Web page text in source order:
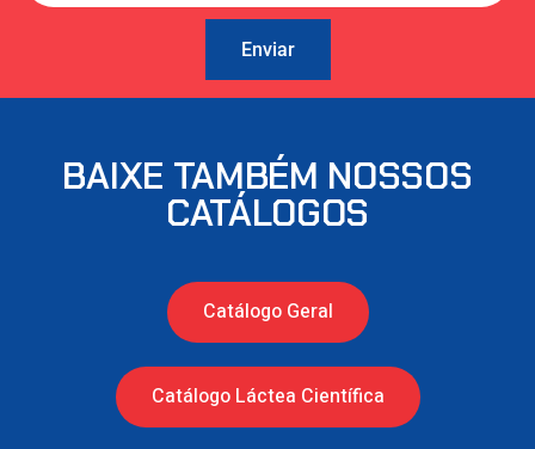
Enviar
BAIXE TAMBÉM NOSSOS
CATÁLOGOS
Catálogo Geral
Catálogo Láctea Científica